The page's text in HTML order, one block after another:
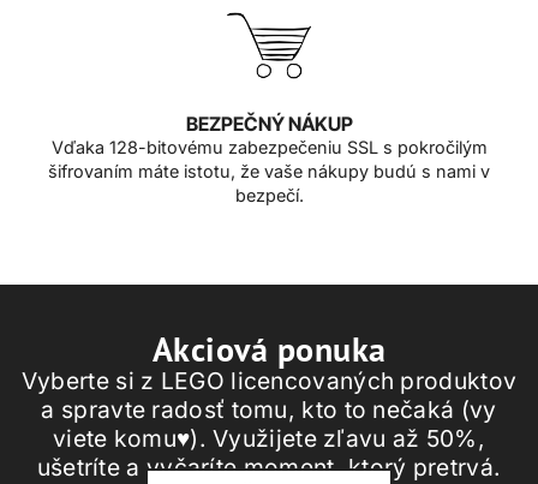
BEZPEČNÝ NÁKUP
Vďaka 128-bitovému zabezpečeniu SSL s pokročilým
šifrovaním máte istotu, že vaše nákupy budú s nami v
bezpečí.
Akciová ponuka
Vyberte si z LEGO licencovaných produktov
a spravte radosť tomu, kto to nečaká (vy
viete komu♥️). Využijete zľavu až 50%,
ušetríte a vyčaríte moment, ktorý pretrvá.